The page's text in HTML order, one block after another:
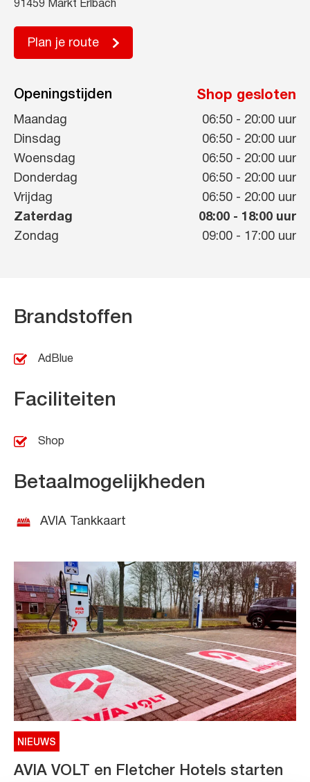
91459 Markt Erlbach
Plan je route
Openingstijden Shop gesloten
Maandag 06:50 - 20:00 uur
Dinsdag
06:50 - 20:00 uur
Woensdag
06:50 - 20:00 uur
Donderdag
06:50 - 20:00 uur
Vrijdag
06:50 - 20:00 uur
Zaterdag
08:00 - 18:00 uur
Zondag
09:00 - 17:00 uur
Brandstoffen
AdBlue
Faciliteiten
Shop
Betaalmogelijkheden
AVIA Tankkaart
NIEUWS
AVIA VOLT en Fletcher Hotels starten